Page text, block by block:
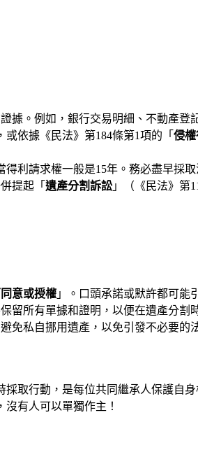
據。例如，銀行交易明細、不動產登
或依據《民法》第184條第1項的「 侵
利請求權一般是15年。務必盡早採
提起「 遺產分割訴訟」（《民法》第
意或授權 」。口頭承諾或默許都可能
留所有單據和證明，以便在遺產分割
免私自挪用遺產，以免引發不必要的
取行動，是每位共同繼承人保護自
有人可以單獨作主！